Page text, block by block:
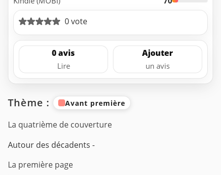
0 vote
0 avis
Lire
Ajouter
un avis
Thème : Avant première
La quatrième de couverture
Autour des décadents -
La première page